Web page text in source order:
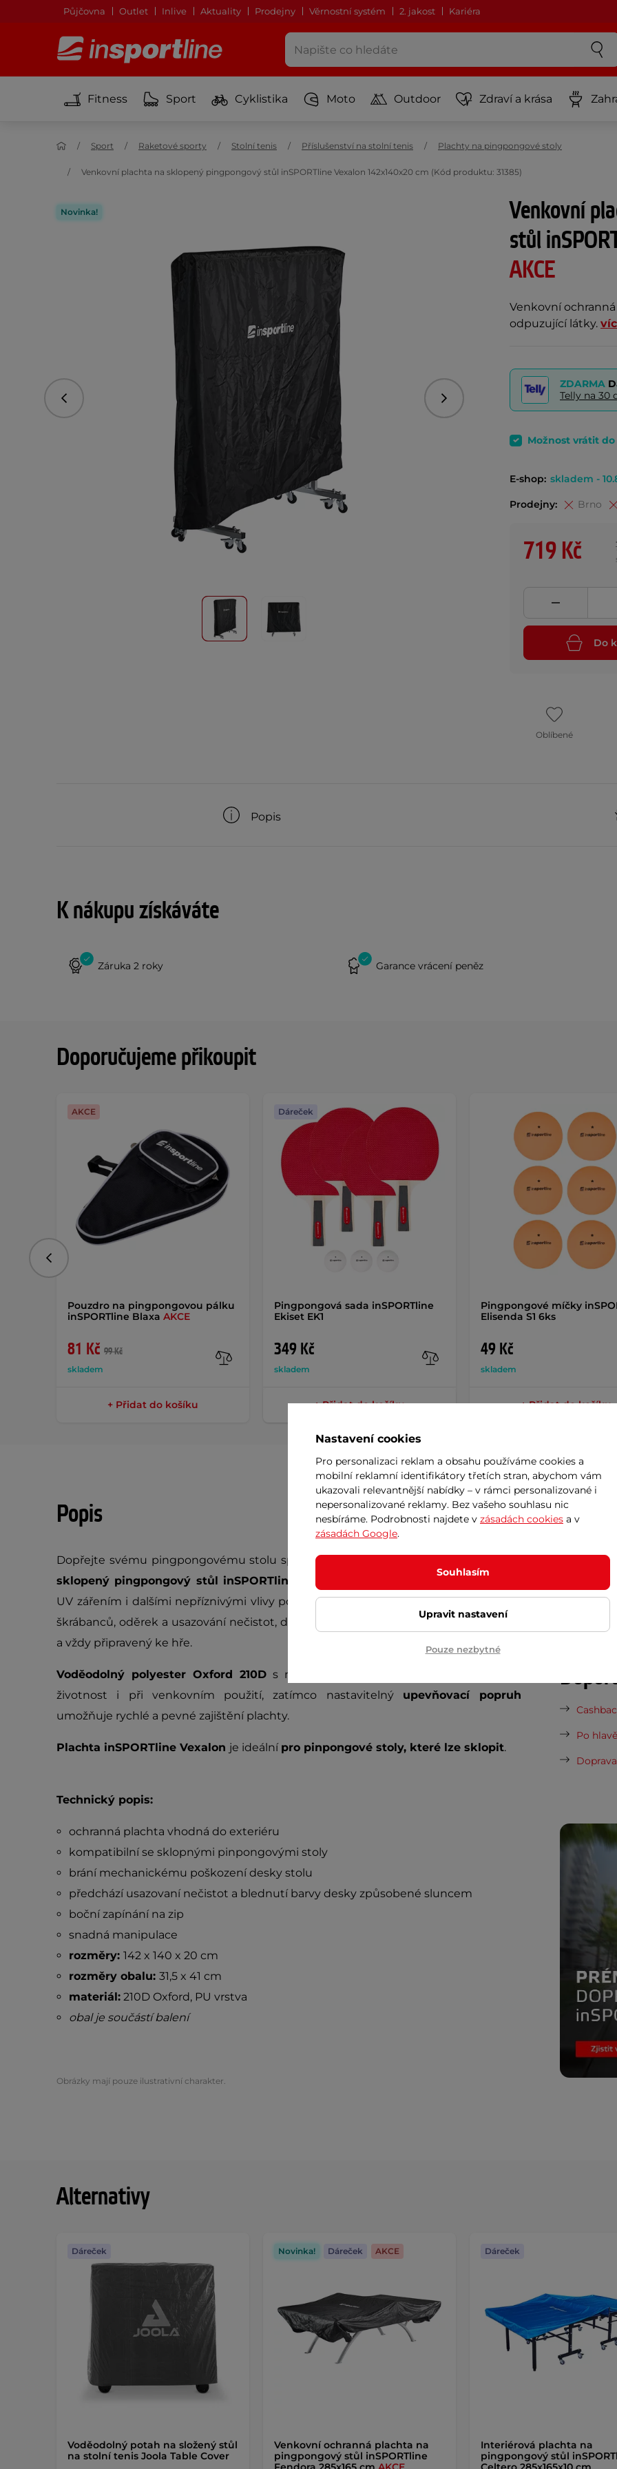
Půjčovna Outlet Inlive Aktuality Prodejny Věrnostní systém 2. jakost Kariéra
Fitness Sport Cyklistika Moto Outdoor Zdraví a krása
Sport Raketové sporty Stolní tenis Příslušenství na stolní tenis Plachty na pingpongové stoly
Venkovní plachta na sklopený pingpongový stůl inSPORTline Vexalon 142x140x20 cm (Kód produktu: 31385)
Venkovní
stůl
AKCE
Venkovní
odpuzující látky.
Novinka!
Předchozí Následující
ZDARMA
Telly na 30
Možnost vrátit
E-shop: skladem -
Prodejny: Brno
719 Kč
Do
Oblíbené
Popis
K nákupu získáváte
Záruka 2 roky Garance vrácení peněz
Doporučujeme přikoupit
Pouzdro na pingpongovou pálku
inSPORTline Blaxa AKCE
81 Kč 99 Kč
skladem
AKCE
+ Přidat do košíku
Pingpongová sada inSPORTline
Ekiset EK1
349 Kč
skladem
Dáreček
+ Přidat do košíku
Pingpongové míčky
Elisenda S1 6ks
49 Kč
skladem
+ Přidat do košíku
Předchozí
Popis
Dopřejte svému pingpongovému stolu spolehlivou ochranu.
sklopený pingpongový stůl inSPORTline Vexalon
chrání před deštěm, prachem,
UV zářením i dalšími nepříznivými vlivy počasí. Zároveň pomáhá předcházet vzniku
škrábanců, oděrek a usazování nečistot, díky čemuž zůstane váš stůl déle jako nový
a vždy připravený ke hře.
Voděodolný polyester Oxford 210D s nepromokavou vrstvou zajišťuje dlouhou
životnost i při venkovním použití, zatímco nastavitelný upevňovací popruh
umožňuje rychlé a pevné zajištění plachty.
Plachta inSPORTline Vexalon je ideální pro pinpongové stoly, které lze sklopit.
Technický popis:
ochranná plachta vhodná do exteriéru
kompatibilní se sklopnými pinpongovými stoly
brání mechanickému poškození desky stolu
předchází usazovaní nečistot a blednutí barvy desky způsobené sluncem
boční zapínání na zip
snadná manipulace
rozměry: 142 x 140 x 20 cm
rozměry obalu: 31,5 x 41 cm
materiál:210D Oxford, PU vrstva
obal je součástí balení
Obrázky mají pouze ilustrativní charakter.
7
Nová
Vaše
půjčovnu
Po
Alternativy
Voděodolný potah na složený stůl
na stolní tenis Joola Table Cover
Dáreček
Venkovní ochranná plachta na
pingpongový stůl inSPORTline
Novinka! Dáreček AKCE
Interiérová plachta na
pingpongový stůl
Dáreček
Nastavení cookies
Pro personalizaci reklam a obsahu používáme cookies a
mobilní reklamní identifikátory třetích stran, abychom vám
ukazovali relevantnější nabídky – v rámci personalizované i
nepersonalizované reklamy. Bez vašeho souhlasu nic
nesbíráme. Podrobnosti najdete v zásadách cookies a v
zásadách Google.
Souhlasím
Upravit nastavení
Pouze nezbytné